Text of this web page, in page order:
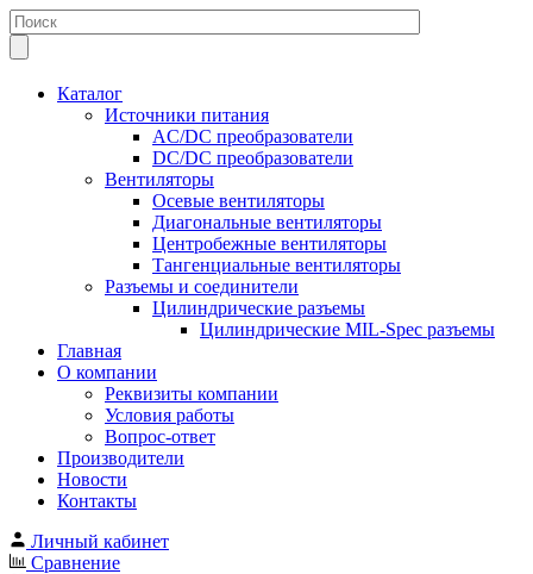
Каталог
Источники питания
AC/DC преобразователи
DC/DC преобразователи
Вентиляторы
Осевые вентиляторы
Диагональные вентиляторы
Центробежные вентиляторы
Тангенциальные вентиляторы
Разъемы и соединители
Цилиндрические разъемы
Цилиндрические MIL-Spec разъемы
Главная
О компании
Реквизиты компании
Условия работы
Вопрос-ответ
Производители
Новости
Контакты
Личный кабинет
Сравнение